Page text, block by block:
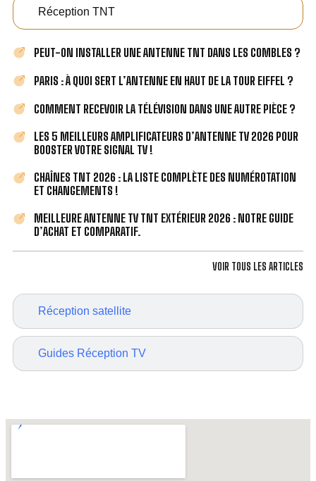
Réception TNT
Réception satellite
Guides Réception TV
PEUT-ON INSTALLER UNE ANTENNE TNT DANS LES COMBLES ?
PARIS : À QUOI SERT L’ANTENNE EN HAUT DE LA TOUR EIFFEL ?
COMMENT RECEVOIR LA TÉLÉVISION DANS UNE AUTRE PIÈCE ?
LES 5 MEILLEURS AMPLIFICATEURS D’ANTENNE TV 2026 POUR
BOOSTER VOTRE SIGNAL TV !
CHAÎNES TNT 2026 : LA LISTE COMPLÈTE DES NUMÉROTATION
ET CHANGEMENTS !
MEILLEURE ANTENNE TV TNT EXTÉRIEUR 2026 : NOTRE GUIDE
D’ACHAT ET COMPARATIF.
VOIR TOUS LES ARTICLES